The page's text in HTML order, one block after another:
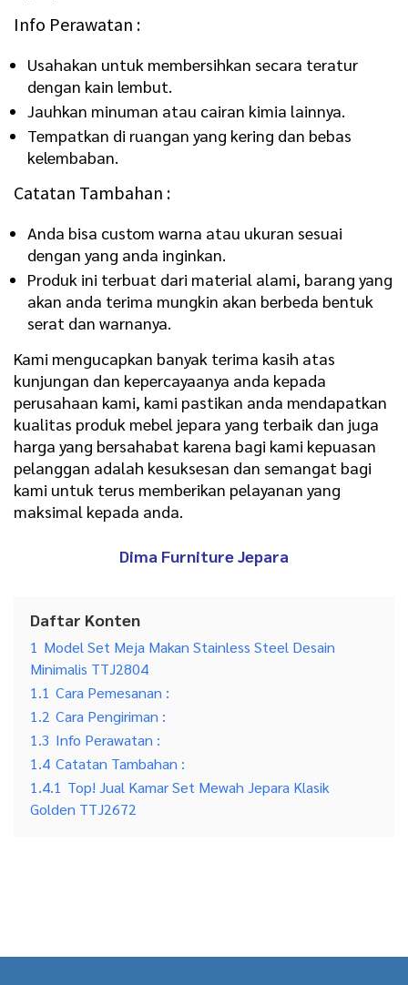
Info Perawatan :
Usahakan untuk membersihkan secara teratur
dengan kain lembut.
Jauhkan minuman atau cairan kimia lainnya.
Tempatkan di ruangan yang kering dan bebas
kelembaban.
Catatan Tambahan :
Anda bisa custom warna atau ukuran sesuai
dengan yang anda inginkan.
Produk ini terbuat dari material alami, barang yang
akan anda terima mungkin akan berbeda bentuk
serat dan warnanya.
Kami mengucapkan banyak terima kasih atas
kunjungan dan kepercayaanya anda kepada
perusahaan kami, kami pastikan anda mendapatkan
kualitas produk mebel jepara yang terbaik dan juga
harga yang bersahabat karena bagi kami kepuasan
pelanggan adalah kesuksesan dan semangat bagi
kami untuk terus memberikan pelayanan yang
maksimal kepada anda.
Dima Furniture Jepara
Daftar Konten
1 Model Set Meja Makan Stainless Steel Desain
Minimalis TTJ2804
1.1 Cara Pemesanan :
1.2 Cara Pengiriman :
1.3 Info Perawatan :
1.4 Catatan Tambahan :
1.4.1 Top! Jual Kamar Set Mewah Jepara Klasik
Golden TTJ2672